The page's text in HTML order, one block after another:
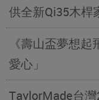
供全新Qi35木桿
《壽山盃夢想
愛心」
TaylorMade台